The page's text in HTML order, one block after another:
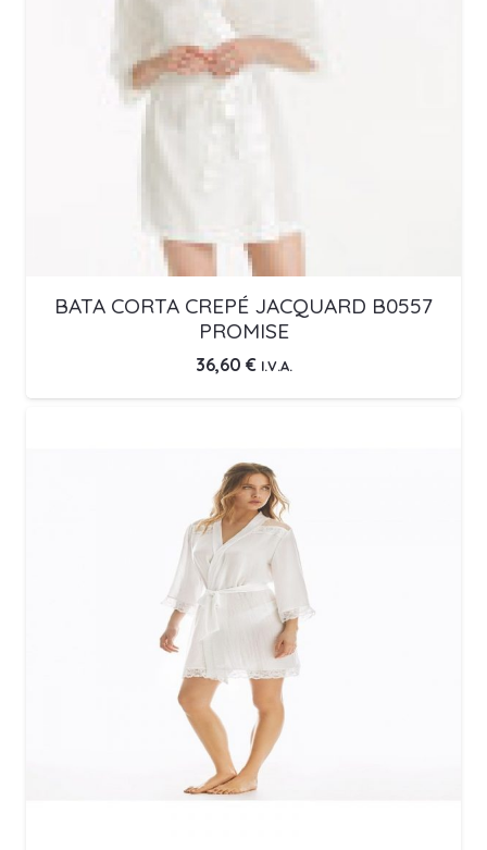
BATA CORTA CREPÉ JACQUARD B0557
PROMISE
36,60 € I.V.A.